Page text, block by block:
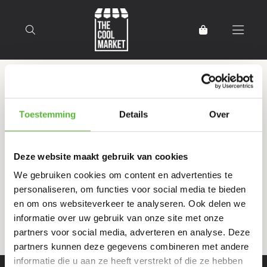
Toestemming Details Over
Deze website maakt gebruik van cookies
We gebruiken cookies om content en advertenties te
personaliseren, om functies voor social media te bieden
en om ons websiteverkeer te analyseren. Ook delen we
informatie over uw gebruik van onze site met onze
partners voor social media, adverteren en analyse. Deze
partners kunnen deze gegevens combineren met andere
informatie die u aan ze heeft verstrekt of die ze hebben
Producten getagd met
thuiskok
Filter Sorteer